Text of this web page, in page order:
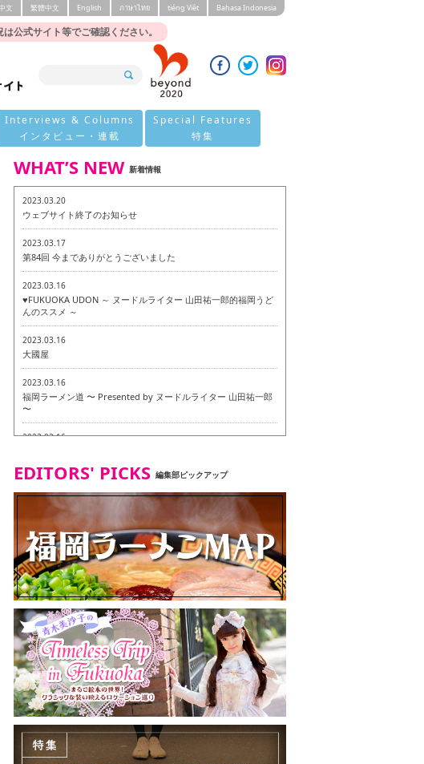
公式サイト等でご確認ください。
文 繁體中文 English ภาษาไทย tiéng Viêt Bahasa Indonesia
Interviews & Columns
インタビュー・連載
Special Features
特集
WHAT’S NEW 新着情報
2023.03.20
ウェブサイト終了のお知らせ
2023.03.17
第84回 今までありがとうございました
2023.03.16
♥FUKUOKA UDON ～ ヌードルライター 山田祐一郎的福岡うど
んのススメ ～
2023.03.16
大國屋
2023.03.16
福岡ラーメン道 〜 Presented by ヌードルライター 山田祐一郎
〜
2023.03.16
2023.03.07
ヴィーガン・ベジタリアンメニュー試食ツアー in 福岡市
2023.03.07
磯ぎよからず 博多本店 〜 ヴィーガン・ベジタリアンメニュー試
食ツアー in 福岡市！〜
2023.03.02
リトルスタンド大名店 〜 ヴィーガン・ベジタリアンメニュー
試食ツアー in 福岡市！〜
2023.02.28
東筑軒 折尾本社うどん店
EDITORS' PICKS 編集部ピックアップ